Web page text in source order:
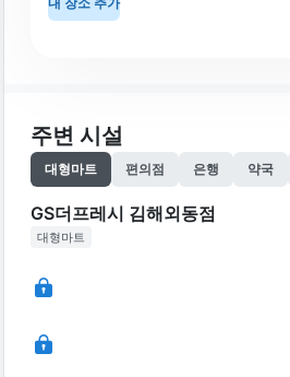
주변 시설
대형마트 편의점 은행 약국
GS더프레시 김해외동점
대형마트